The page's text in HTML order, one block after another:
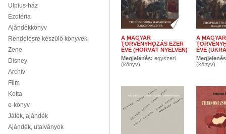
Ulpius-ház
Ezotéria
Ajándékkönyv
Rendelésre készülő könyvek
Zene
Disney
Archív
Film
Kotta
e-könyv
Játék, ajándék
Ajándék, utalványok
A MAGYAR
TÖRVÉNYHOZÁS EZER
ÉVE (HORVÁT NYELVEN)
Megjelenés: egyszeri
(könyv)
A MAGYAR
ÉVE
(könyv)